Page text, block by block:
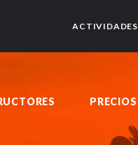
ACTIVIDADES
PRECIOS